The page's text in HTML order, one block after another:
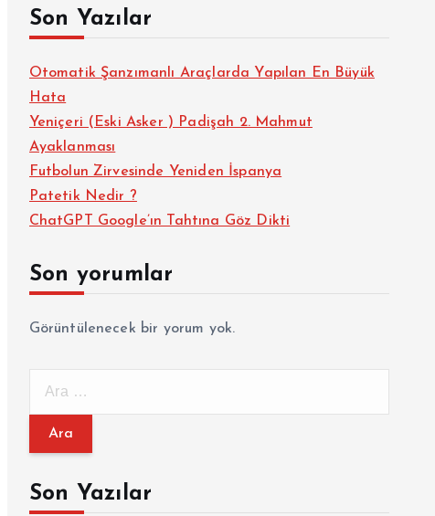
Son Yazılar
Otomatik Şanzımanlı Araçlarda Yapılan En Büyük
Hata
Yeniçeri (Eski Asker ) Padişah 2. Mahmut
Ayaklanması
Futbolun Zirvesinde Yeniden İspanya
Patetik Nedir ?
ChatGPT Google’ın Tahtına Göz Dikti
Son yorumlar
Görüntülenecek bir yorum yok.
m
:Son Yazılar